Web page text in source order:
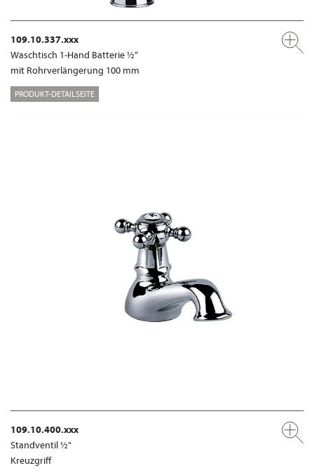
109.10.337.xxx
Waschtisch 1-Hand Batterie ½“
mit Rohrverlängerung 100 mm
PRODUKT-DETAILSEITE
109.10.400.xxx
Standventil ½"
Kreuzgriff